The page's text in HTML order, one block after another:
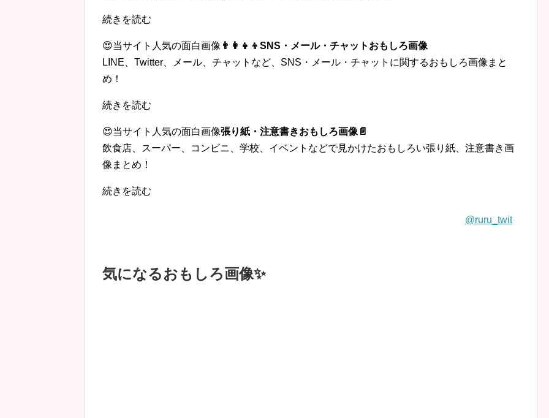
続きを読む
😍当サイト人気の面白画像 👨‍👩‍👧‍👦SNS・メール・チャットおもしろ画像
LINE、Twitter、メール、チャットなど、SNS・メール・チャットに関するおもしろ画像まと
め！
続きを読む
😍当サイト人気の面白画像張り紙・注意書きおもしろ画像📄
飲食店、スーパー、コンビニ、学校、イベントなどで見かけたおもしろい張り紙、注意書き画
像まとめ！
続きを読む
@ruru_twit
気になるおもしろ画像✨